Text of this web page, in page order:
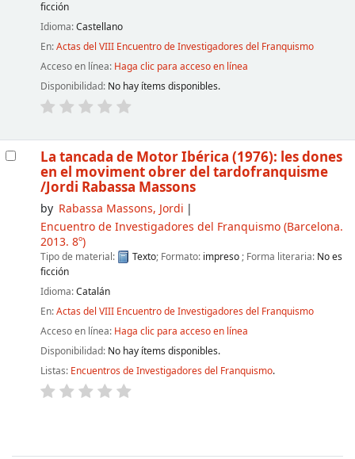
ficción
Idioma:Castellano
En:Actas del VIII Encuentro de Investigadores del Franquismo
Acceso en línea: Haga clic para acceso en línea
Disponibilidad: No hay ítems disponibles.
La tancada de Motor Ibérica (1976): les dones
en el moviment obrer del tardofranquisme
/Jordi Rabassa Massons
by Rabassa Massons, Jordi
Encuentro de Investigadores del Franquismo(Barcelona.
2013. 8º)
Tipo de material: Texto; Formato: impreso ; Forma literaria: No es
ficción
Idioma:Catalán
En:Actas del VIII Encuentro de Investigadores del Franquismo
Acceso en línea: Haga clic para acceso en línea
Disponibilidad: No hay ítems disponibles.
Listas: Encuentros de Investigadores del Franquismo.